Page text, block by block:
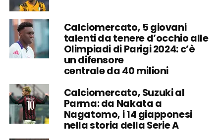
Calciomercato, 5 giovani
talenti da tenere d’occhio alle
Olimpiadi di Parigi 2024: c’è
un difensore
centrale da 40 milioni
Calciomercato, Suzuki al
Parma: da Nakata a
Nagatomo, i 14 giapponesi
nella storia della Serie A